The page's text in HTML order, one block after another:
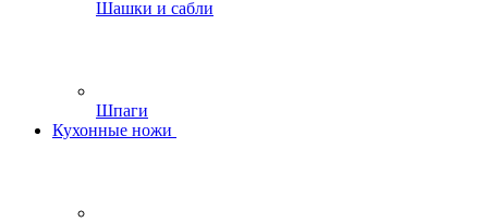
Шашки и сабли
Шпаги
Кухонные ножи